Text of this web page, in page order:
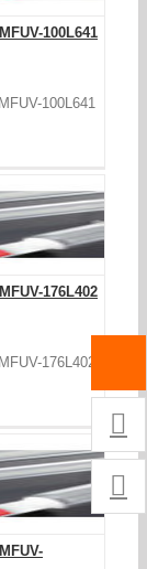
100L641
100L641
(铁)灯
176L402
176L402
(铁)灯

